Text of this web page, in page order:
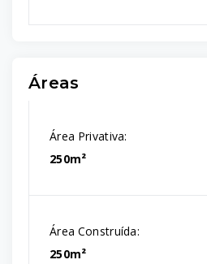
Áreas
Área Privativa:
250m²
Área Construída:
250m²